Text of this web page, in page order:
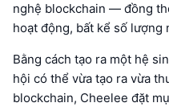
nghệ blockchain — đồng
hoạt động, bất kể số lượng
Bằng cách tạo ra một hệ
hội có thể vừa tạo ra vừa
blockchain, Cheelee đặt